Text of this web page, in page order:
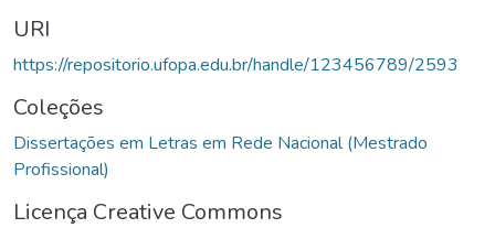
URI
https://repositorio.ufopa.edu.br/handle/123456789/2593
Coleções
Dissertações em Letras em Rede Nacional (Mestrado
Profissional)
Licença Creative Commons